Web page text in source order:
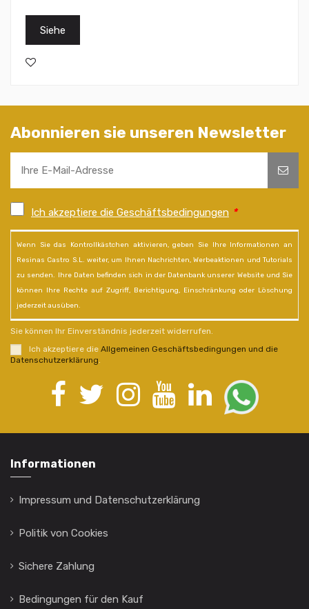
Siehe
Abonnieren sie unseren Newsletter
Ich akzeptiere die Geschäftsbedingungen *
Wenn Sie das Kontrollkästchen aktivieren, geben Sie Ihre Informationen an
Resinas Castro S.L. weiter, um Ihnen Nachrichten, Werbeaktionen und Tutorials
zu senden. Ihre Daten befinden sich in der Datenbank unserer Website und Sie
können Ihre Rechte auf Zugriff, Berichtigung, Einschränkung oder Löschung
jederzeit ausüben.
Sie können Ihr Einverständnis jederzeit widerrufen.
Ich akzeptiere die Allgemeinen Geschäftsbedingungen und die
Datenschutzerklärung
Informationen
Impressum und Datenschutzerklärung
Politik von Cookies
Sichere Zahlung
Bedingungen für den Kauf